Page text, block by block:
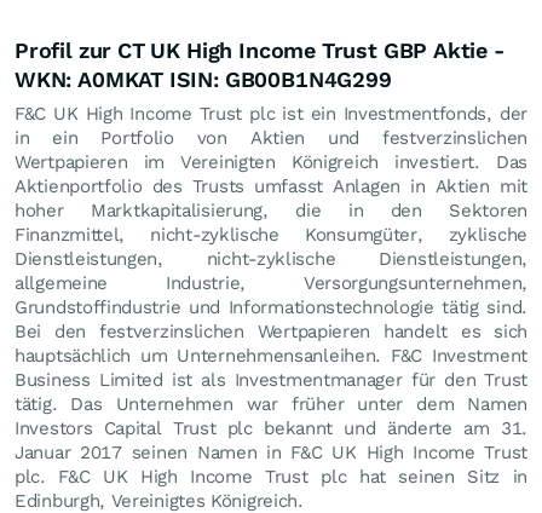
Profil zur CT UK High Income Trust GBP Aktie -
WKN: A0MKAT ISIN: GB00B1N4G299
F&C UK High Income Trust plc ist ein Investmentfonds, der
in ein Portfolio von Aktien und festverzinslichen
Wertpapieren im Vereinigten Königreich investiert. Das
Aktienportfolio des Trusts umfasst Anlagen in Aktien mit
hoher Marktkapitalisierung, die in den Sektoren
Finanzmittel, nicht-zyklische Konsumgüter, zyklische
Dienstleistungen, nicht-zyklische Dienstleistungen,
allgemeine Industrie, Versorgungsunternehmen,
Grundstoffindustrie und Informationstechnologie tätig sind.
Bei den festverzinslichen Wertpapieren handelt es sich
hauptsächlich um Unternehmensanleihen. F&C Investment
Business Limited ist als Investmentmanager für den Trust
tätig. Das Unternehmen war früher unter dem Namen
Investors Capital Trust plc bekannt und änderte am 31.
Januar 2017 seinen Namen in F&C UK High Income Trust
plc. F&C UK High Income Trust plc hat seinen Sitz in
Edinburgh, Vereinigtes Königreich.